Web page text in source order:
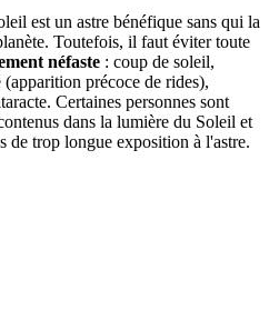
est un astre bénéfique sans qui la
Toutefois, il faut éviter toute
néfaste : coup de soleil,
précoce de rides),
Certaines personnes sont
dans la lumière du Soleil et
de trop longue exposition à l'astre.